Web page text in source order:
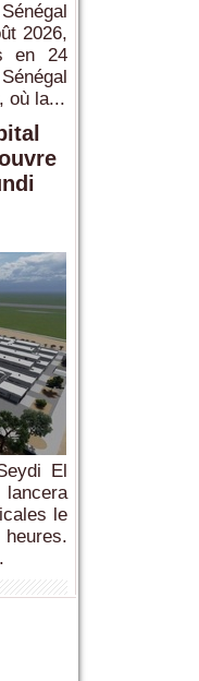
2026,
en 24
où la...
El
le